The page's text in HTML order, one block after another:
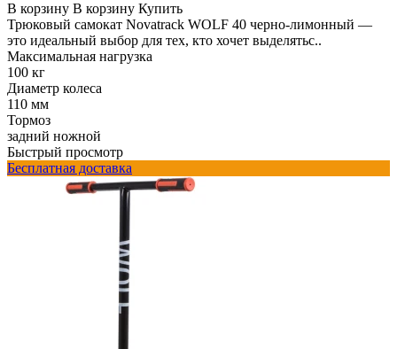
В корзину В корзину Купить
Трюковый самокат Novatrack WOLF 40 черно-лимонный —
это идеальный выбор для тех, кто хочет выделятьс..
Максимальная нагрузка
100 кг
Диаметр колеса
110 мм
Тормоз
задний ножной
Быстрый просмотр
Бесплатная доставка